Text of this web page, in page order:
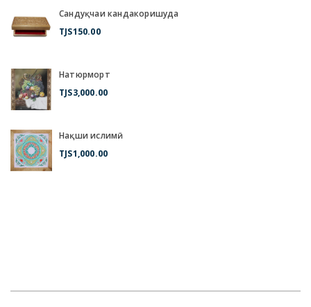
Сандуқчаи кандакоришуда
TJS150.00
Натюрморт
TJS3,000.00
Нақши ислимӣ
TJS1,000.00